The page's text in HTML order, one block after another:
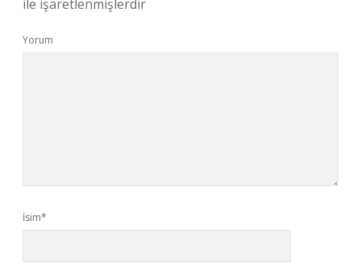
ile işaretlenmişlerdir
Yorum
İsim*